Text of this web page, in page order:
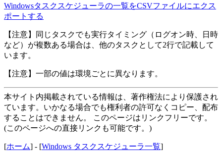
Windowsタスクスケジューラの一覧をCSVファイルにエクス
ポートする
【注意】同じタスクでも実行タイミング（ログオン時、日時
など）が複数ある場合は、他のタスクとして2行で記載して
います。
【注意】一部の値は環境ごとに異なります。
本サイト内掲載されている情報は、著作権法により保護され
ています。いかなる場合でも権利者の許可なくコピー、配布
することはできません。 このページはリンクフリーです。
(このページへの直接リンクも可能です。)
[ホーム] - [Windows タスクスケジューラ一覧]